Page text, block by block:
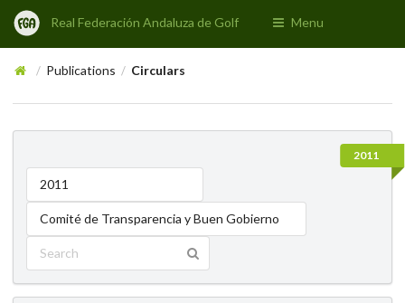
Real Federación Andaluza de Golf Menu
/ Publications / Circulars
2011
2011
Comité de Transparencia y Buen Gobierno